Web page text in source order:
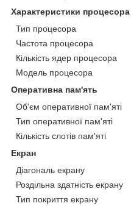
Характеристики процесора
Тип процесора
Частота процесора
Кількість ядер процесора
Модель процесора
Оперативна пам'ять
Об'єм оперативної пам'яті
Тип оперативної пам'яті
Кількість слотів пам'яті
Екран
Діагональ екрану
Роздільна здатність екрану
Тип покриття екрану